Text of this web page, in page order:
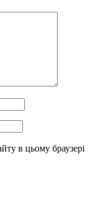
в цьому браузері